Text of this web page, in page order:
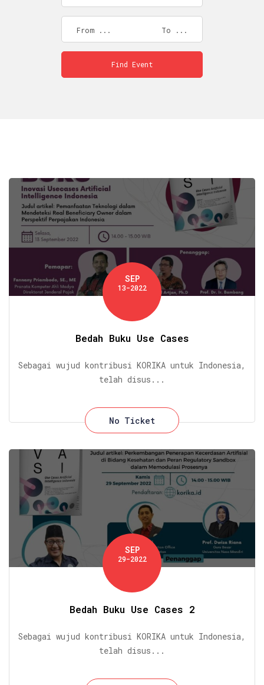
SEP
13-2022
Bedah Buku Use Cases
Sebagai wujud kontribusi KORIKA untuk Indonesia,
telah disus...
No Ticket
SEP
29-2022
Bedah Buku Use Cases 2
Sebagai wujud kontribusi KORIKA untuk Indonesia,
telah disus...